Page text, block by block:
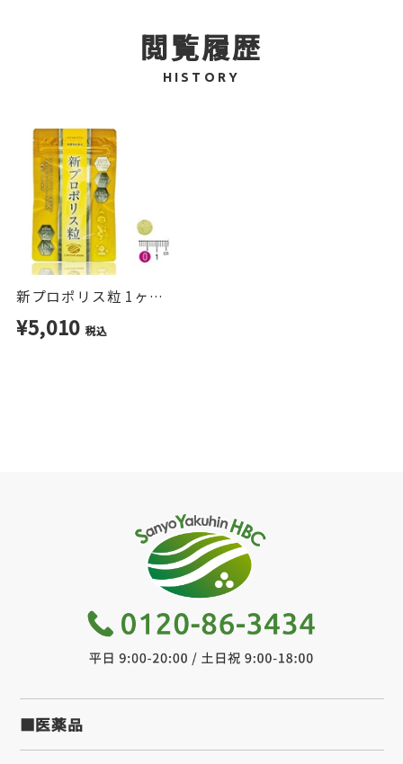
・水に溶かして飲む
●こんな方におすすめ
・プロポリスの品質にこだわりたい
・毎日の健康習慣を大切にしたい
・飲みにくさが気になって続かなかった
・水に溶けるタイプを探している
・家族で取り入れたい
閲覧履歴
HISTORY
新プロポリス粒 1ヶ月分
¥5,010 税込
■医薬品